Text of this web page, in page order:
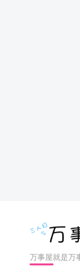
万事屋就是万